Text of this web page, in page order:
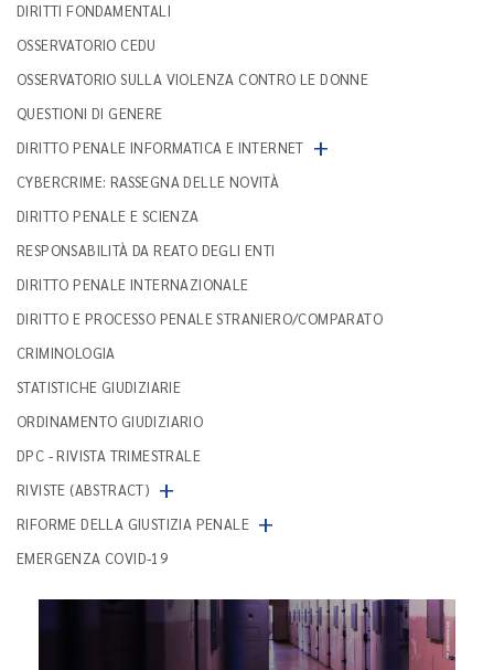
DIRITTI FONDAMENTALI
OSSERVATORIO CEDU
OSSERVATORIO SULLA VIOLENZA CONTRO LE DONNE
QUESTIONI DI GENERE
DIRITTO PENALE INFORMATICA E INTERNET +
CYBERCRIME: RASSEGNA DELLE NOVITÀ
DIRITTO PENALE E SCIENZA
RESPONSABILITÀ DA REATO DEGLI ENTI
DIRITTO PENALE INTERNAZIONALE
DIRITTO E PROCESSO PENALE STRANIERO/COMPARATO
CRIMINOLOGIA
STATISTICHE GIUDIZIARIE
ORDINAMENTO GIUDIZIARIO
DPC - RIVISTA TRIMESTRALE
RIVISTE (ABSTRACT) +
RIFORME DELLA GIUSTIZIA PENALE +
EMERGENZA COVID-19